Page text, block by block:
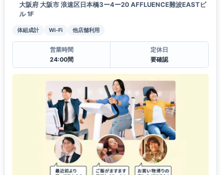
大阪府 大阪市 浪速区日本橋3ー4ー20 AFFLUENCE難波EASTビ
ル 1F
体組成計 Wi-Fi 他店舗利用
営業時間
24:00間
定休日
要確認